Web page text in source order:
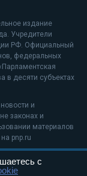
издание
Учредители
РФ. Официальный
федеральных
в десяти субъектах
и
законах и
материалов
pnp.ru
с